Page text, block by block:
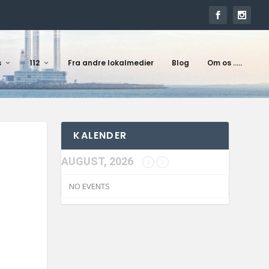
112 Fra andre lokalmedier Blog Om os …..
KALENDER
AUGUST, 2026
NO EVENTS